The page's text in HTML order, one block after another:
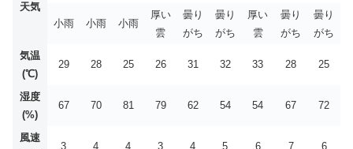
天気
小雨
小雨 小雨
厚い
雲
曇り
がち
曇り
がち
厚い
雲
曇り
がち
曇り
がち
気温
(℃)
29 28 25 26 31 32 33 28 25
湿度
(%)
67 70 81 79 62 54 54 67 72
風速
3 4 4 3 4 5 6 7 6